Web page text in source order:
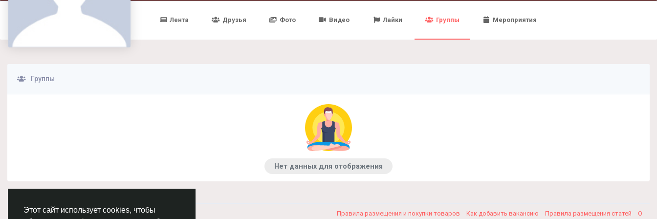
Этот сайт использует cookies, чтобы
Лента Друзья Фото Видео Лайки Группы Мероприятия
Группы
Нет данных для отображения
© 2026 Chimba! Русский Правила размещения и покупки товаров Как добавить вакансию Правила размещения статей О